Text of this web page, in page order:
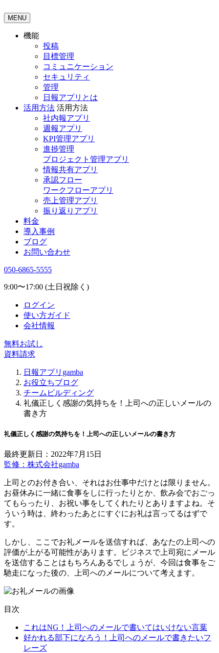
MENU
機能
投稿
目標管理
コミュニケーション
セキュリティ
管理
日報アプリとは
活用方法 活用方法
社内報アプリ
週報アプリ
KPI管理アプリ
進捗管理
プロジェクト管理アプリ
情報共有アプリ
承認フロー
ワークフローアプリ
売上管理アプリ
振り返りアプリ
料金
導入事例
ブログ
お問い合わせ
050-6865-5555
9:00〜17:00 (土日祝除く)
ログイン
使い方ガイド
会社情報
無料お試し
資料請求
日報アプリgamba
お役立ちブログ
チームビルディング
礼儀正しく感謝の気持ちを！上司への正しいメールの
書き方
礼儀正しく感謝の気持ちを！上司への正しいメールの書き方
最終更新日：2022年7月15日
監修：株式会社gamba
上司とのお付き合い、それはお仕事中だけとは限りません。
お昼休みに一緒に食事をしに行ったりとか、飲み会でおごっ
てもらったり、お祝い事をしてくれたりとありますよね。そ
ういう時は、終わったあとにすぐにお礼は言ってるはずで
す。
しかし、ここでお礼メールを送信すれば、あなたの上司への
評価が上がる可能性があります。ビジネスで上司宛にメール
を送信することはもちろんあるでしょうが、今回は食事をご
馳走になった後の、上司へのメールについて考えます。
目次
これはNG！上司へのメールで書いてはいけない言葉
好かれる部下になろう！上司へのメールで書きたいフ
レーズ